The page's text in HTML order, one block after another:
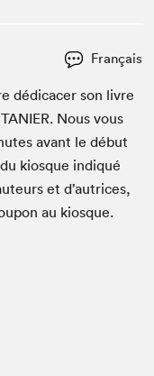
Français
dédi­cac­er son livre
. Nous vous
avant le début
kiosque indiqué
et d’autrices,
au kiosque.